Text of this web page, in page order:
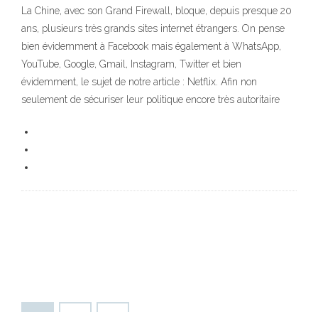
La Chine, avec son Grand Firewall, bloque, depuis presque 20
ans, plusieurs très grands sites internet étrangers. On pense
bien évidemment à Facebook mais également à WhatsApp,
YouTube, Google, Gmail, Instagram, Twitter et bien
évidemment, le sujet de notre article : Netflix. Afin non
seulement de sécuriser leur politique encore très autoritaire